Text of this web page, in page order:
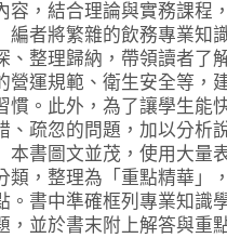
容，結合理論與實務課程
者將繁雜的飲務專業知識
、整理歸納，帶領讀者了
營運規範、衛生安全等，
慣。此外，為了讓學生能
、疏忽的問題，加以分析
圖文並茂，使用大量表
類，整理為「重點精華」
。書中準確框列專業知識
，並於書末附上解答與重